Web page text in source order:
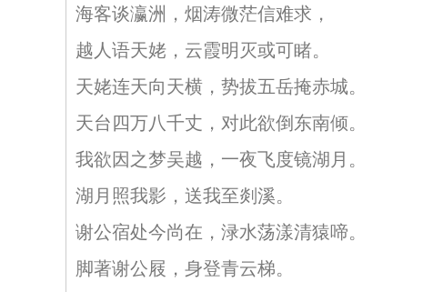
海客谈瀛洲，烟涛微茫信难求，
越人语天姥，云霞明灭或可睹。
天姥连天向天横，势拔五岳掩赤城。
天台四万八千丈，对此欲倒东南倾。
我欲因之梦吴越，一夜飞度镜湖月。
湖月照我影，送我至剡溪。
谢公宿处今尚在，渌水荡漾清猿啼。
脚著谢公屐，身登青云梯。